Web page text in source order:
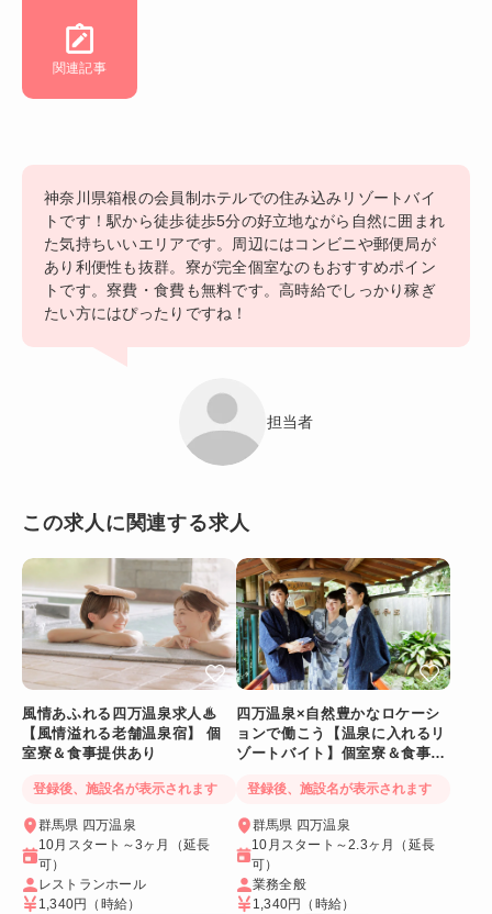
関連記事
神奈川県箱根の会員制ホテルでの住み込みリゾートバイ
トです！駅から徒歩徒歩5分の好立地ながら自然に囲まれ
た気持ちいいエリアです。周辺にはコンビニや郵便局が
あり利便性も抜群。寮が完全個室なのもおすすめポイン
トです。寮費・食費も無料です。高時給でしっかり稼ぎ
たい方にはぴったりですね！
担当者
この求人に関連する求人
風情あふれる四万温泉求人♨
【風情溢れる老舗温泉宿】 個
室寮＆食事提供あり
登録後、施設名が表示されます
群馬県 四万温泉
10月スタート～3ヶ月（延長
可）
レストランホール
1,340円
（時給）
四万温泉×自然豊かなロケーシ
ョンで働こう【温泉に入れるリ
ゾートバイト】個室寮＆食事提
登録後、施設名が表示されます
群馬県 四万温泉
10月スタート～2.3ヶ月（延長
可）
業務全般
1,340円
（時給）